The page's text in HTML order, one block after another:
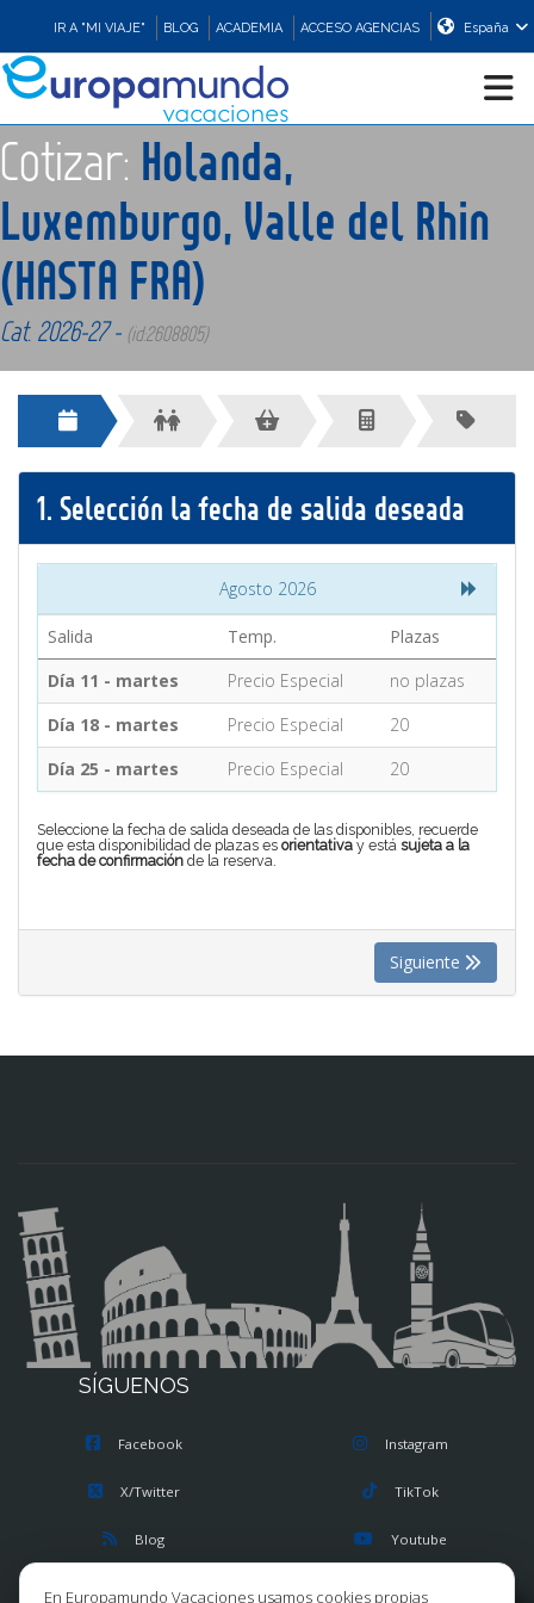
IR A "MI VIAJE" BLOG ACADEMIA ACCESO AGENCIAS España
CRUCEROS
EUROPA
COMPRAR
CONTACTO
MÁS
Cotizar: Holanda,
Luxemburgo, Valle del Rhin
(HASTA FRA)
Cat. 2026-27 - (id:2608805)
1. Selección la fecha de salida deseada
Agosto 2026
Salida Temp.
Plazas
Día 11 - martes
Precio Especial
no plazas
Día 18 - martes
Precio Especial
20
Día 25 - martes
Precio Especial 20
Seleccione la fecha de salida deseada de las disponibles, recuerde
que esta disponibilidad de plazas es orientativa y está sujeta a la
fecha de confirmación de la reserva.
Siguiente
SÍGUENOS
Facebook
X/Twitter
Blog
Instagram
TikTok
Youtube
En Europamundo Vacaciones usamos cookies propias